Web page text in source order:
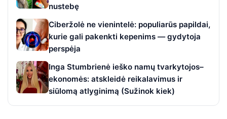
nustebę
Ciberžolė ne vienintelė: populiarūs papildai,
kurie gali pakenkti kepenims — gydytoja
perspėja
Inga Stumbrienė ieško namų tvarkytojos–
ekonomės: atskleidė reikalavimus ir
siūlomą atlyginimą (Sužinok kiek)